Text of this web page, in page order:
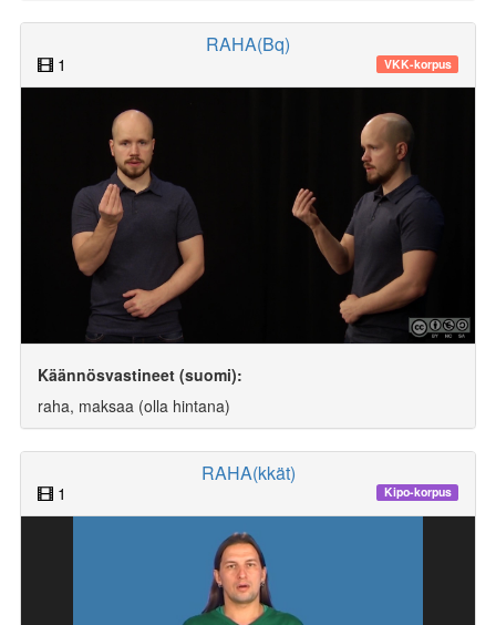
RAHA(Bq)
1 VKK-korpus
Käännösvastineet (suomi):
raha, maksaa (olla hintana)
RAHA(kkät)
1 Kipo-korpus